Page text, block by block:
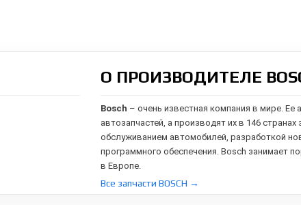
О ПРОИЗВОДИТЕЛЕ
Bosch – очень известная компания в мире.
автозапчастей, а производят их в 146
обслуживанием автомобилей, разработкой
программного обеспечения. Bosch занимает
в Европе.
Все запчасти BOSCH →